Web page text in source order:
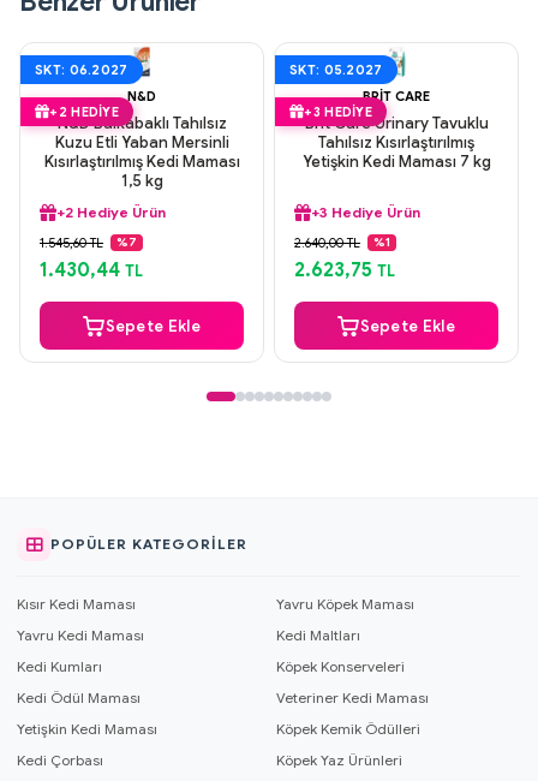
SKT: 06.2027
+2 HEDIYE
N&D
N&D Balkabaklı Tahılsız
Kuzu Etli Yaban Mersinli
Kısırlaştırılmış Kedi Maması
1,5 kg
+2 Hediye Ürün
Aynı Gün Kargo
Orijinal Ürün
Güvenli Ödeme
1.545,60 TL %7
1.430,44 TL
Sepete Ekle
SKT: 05.2027
+3 HEDIYE
BRIT CARE
Brit Care Urinary Tavuklu
Tahılsız Kısırlaştırılmış
Yetişkin Kedi Maması 7 kg
+3 Hediye Ürün
Aynı Gün Kargo
Orijinal Ürün
Güvenli Ödeme
2.640,00 TL %1
2.623,75 TL
Sepete Ekle
POPÜLER KATEGORILER
Kısır Kedi Maması
Yavru Köpek Maması
Yavru Kedi Maması
Kedi Maltları
Kedi Kumları
Köpek Konserveleri
Kedi Ödül Maması
Veteriner Kedi Maması
Yetişkin Kedi Maması
Köpek Kemik Ödülleri
Kedi Çorbası
Köpek Yaz Ürünleri